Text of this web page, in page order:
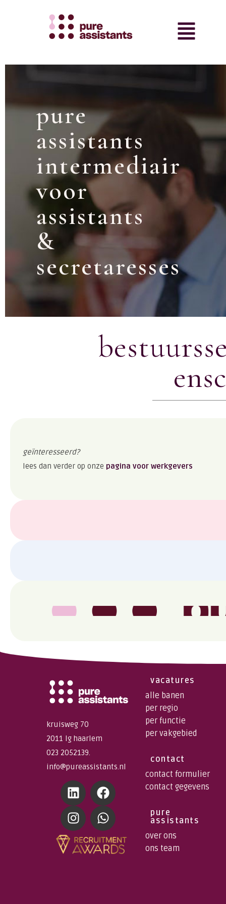
pure
assistants
intermediair
voor
assistants
&
secretaresses
geïnteresseerd?
lees dan verder op onze pagina voor werkgevers
kruisweg 70
2011 lg haarlem
023 2052139.
info@pureassistants.nl
vacatures
alle banen
per regio
per functie
per vakgebied
contact
contact formulier
contact gegevens
pure
assistants
over ons
ons team